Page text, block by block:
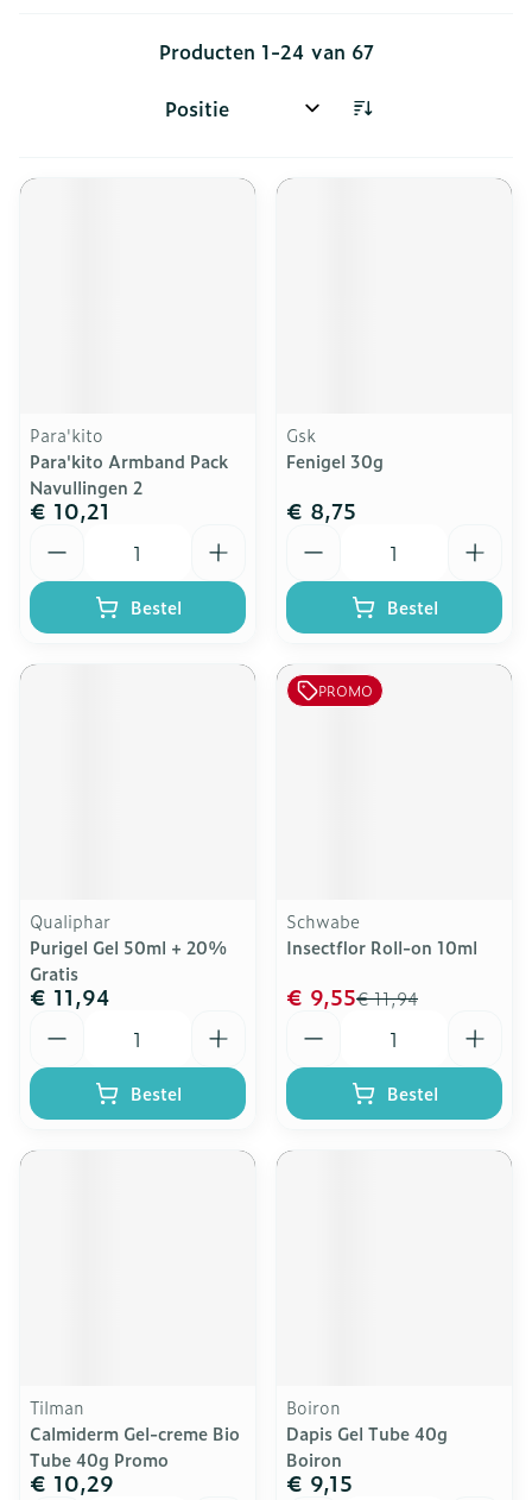
Producten 1-24 van 67
Sorteer op:
Para'kito
Para'kito Armband Pack
Navullingen 2
€ 10,21
Bestel
Gsk
Fenigel 30g
€ 8,75
Bestel
Qualiphar
Purigel Gel 50ml + 20%
Gratis
€ 11,94
Bestel
PROMO
Schwabe
Insectflor Roll-on 10ml
€ 11,94
€ 9,55
Bestel
Tilman
Calmiderm Gel-creme Bio
Tube 40g Promo
€ 10,29
Boiron
Dapis Gel Tube 40g
Boiron
€ 9,15